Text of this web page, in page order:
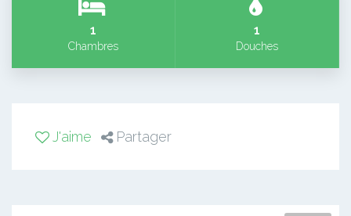
1
Chambres
1
Douches
J'aime Partager